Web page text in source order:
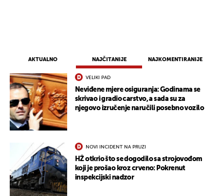
AKTUALNO NAJČITANIJE NAJKOMENTIRANIJE
VELIKI PAD
Neviđene mjere osiguranja: Godinama se
skrivao i gradio carstvo, a sada su za
njegovo izručenje naručili posebno vozilo
NOVI INCIDENT NA PRUZI
HŽ otkrio što se dogodilo sa strojovođom
koji je prošao kroz crveno: Pokrenut
inspekcijski nadzor